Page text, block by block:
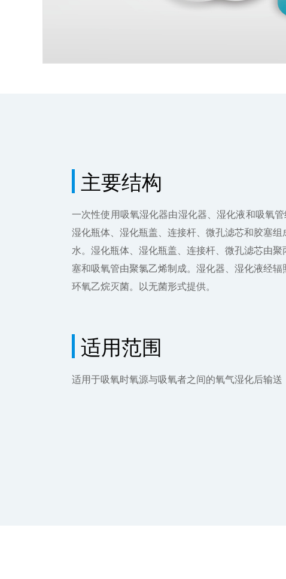
主要结构
一次性使用吸氧湿化器由湿化器、湿化液和吸氧
湿化瓶体、湿化瓶盖、连接杆、微孔滤芯和胶塞
水。湿化瓶体、湿化瓶盖、连接杆、微孔滤芯由
塞和吸氧管由聚氯乙烯制成。湿化器、湿化液经
环氧乙烷灭菌。以无菌形式提供。
适用范围
适用于吸氧时氧源与吸氧者之间的氧气湿化后输送